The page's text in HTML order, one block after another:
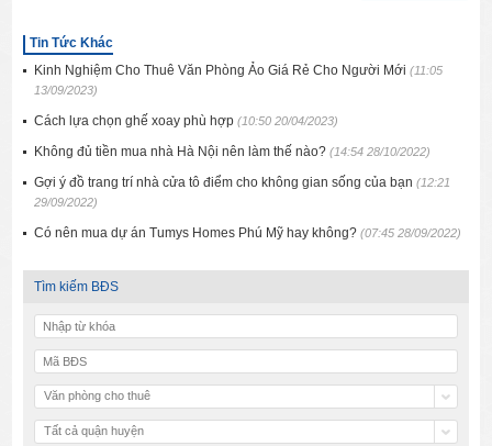
Tin Tức Khác
Kinh Nghiệm Cho Thuê Văn Phòng Ảo Giá Rẻ Cho Người Mới(11:05
13/09/2023)
Cách lựa chọn ghế xoay phù hợp(10:50 20/04/2023)
Không đủ tiền mua nhà Hà Nội nên làm thế nào?(14:54 28/10/2022)
Gợi ý đồ trang trí nhà cửa tô điểm cho không gian sống của bạn(12:21
29/09/2022)
Có nên mua dự án Tumys Homes Phú Mỹ hay không?(07:45 28/09/2022)
Tìm kiếm BĐS
Văn phòng cho thuê
Tất cả quận huyện